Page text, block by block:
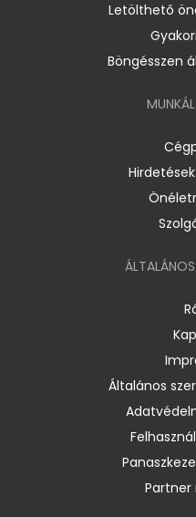
Letölthető
Böngésszen
Általános
Partner